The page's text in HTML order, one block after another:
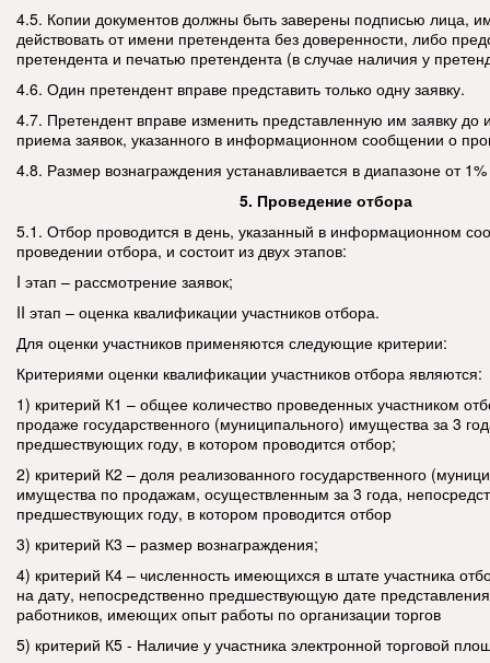
4.5. Копии документов должны быть заверены подписью лица,
действовать от имени претендента без доверенности, либо
претендента и печатью претендента (в случае наличия у
4.6. Один претендент вправе представить только одну заявку.
4.7. Претендент вправе изменить представленную им заявку до
приема заявок, указанного в информационном сообщении о
4.8. Размер вознаграждения устанавливается в диапазоне от
5. Проведение отбора
5.1. Отбор проводится в день, указанный в информационном
проведении отбора, и состоит из двух этапов:
I этап – рассмотрение заявок;
II этап – оценка квалификации участников отбора.
Для оценки участников применяются следующие критерии:
Критериями оценки квалификации участников отбора являются:
1) критерий К1 – общее количество проведенных участником
продаже государственного (муниципального) имущества за 3
предшествующих году, в котором проводится отбор;
2) критерий К2 – доля реализованного государственного
имущества по продажам, осуществленным за 3 года,
предшествующих году, в котором проводится отбор
3) критерий К3 – размер вознаграждения;
4) критерий К4 – численность имеющихся в штате участника
на дату, непосредственно предшествующую дате
работников, имеющих опыт работы по организации торгов
5) критерий К5 - Наличие у участника электронной торговой